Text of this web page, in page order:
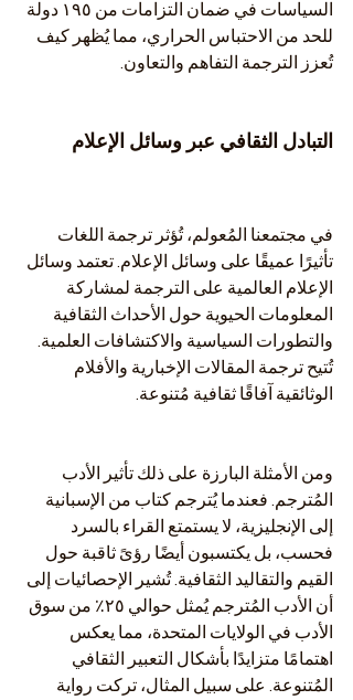
السياسات في ضمان التزامات من ١٩٥ دولة
للحد من الاحتباس الحراري، مما يُظهر كيف
تُعزز الترجمة التفاهم والتعاون.
التبادل الثقافي عبر وسائل الإعلام
في مجتمعنا المُعولم، تُؤثر ترجمة اللغات
تأثيرًا عميقًا على وسائل الإعلام. تعتمد وسائل
الإعلام العالمية على الترجمة لمشاركة
المعلومات الحيوية حول الأحداث الثقافية
والتطورات السياسية والاكتشافات العلمية.
تُتيح ترجمة المقالات الإخبارية والأفلام
الوثائقية آفاقًا ثقافية مُتنوعة.
ومن الأمثلة البارزة على ذلك تأثير الأدب
المُترجم. فعندما يُترجم كتاب من الإسبانية
إلى الإنجليزية، لا يستمتع القراء بالسرد
فحسب، بل يكتسبون أيضًا رؤىً ثاقبة حول
القيم والتقاليد الثقافية. تُشير الإحصائيات إلى
أن الأدب المُترجم يُمثل حوالي ٢٥٪ من سوق
الأدب في الولايات المتحدة، مما يعكس
اهتمامًا متزايدًا بأشكال التعبير الثقافي
المُتنوعة. على سبيل المثال، تركت رواية